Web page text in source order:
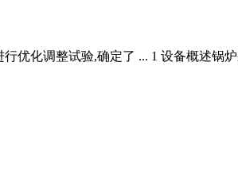
优化调整试验,确定了 ... 1 设备概述锅